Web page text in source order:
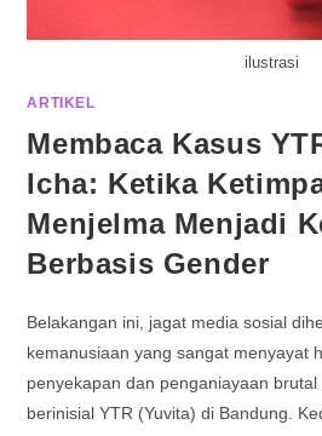
ilustrasi
ARTIKEL
Membaca Kasus
Icha: Ketika
Menjelma Menjadi
Berbasis Gender
Belakangan ini, jagat media sosial
kemanusiaan yang sangat menyayat
penyekapan dan penganiayaan
berinisial YTR (Yuvita) di Bandung.